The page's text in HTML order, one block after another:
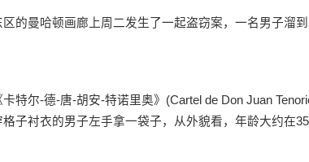
曼哈顿画廊上周二发生了一起盗窃案，一名男子溜
尔-德-唐-胡安-特诺里奥》(Cartel de Don Juan
子衬衣的男子左手拿一袋子，从外貌看，年龄大约在35